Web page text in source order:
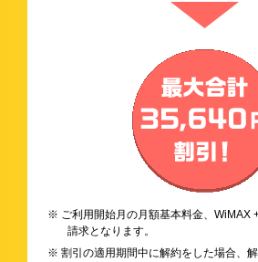
※ ご利用開始月の月額基本料金、WiMAX
請求となります。
※ 割引の適用期間中に解約をした場合、